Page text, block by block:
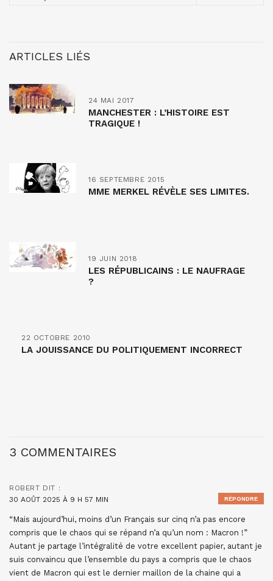
ARTICLES LIÉS
24 MAI 2017
MANCHESTER : L’HISTOIRE EST
TRAGIQUE !
16 SEPTEMBRE 2015
MME MERKEL RÉVÈLE SES LIMITES.
19 JUIN 2018
LES RÉPUBLICAINS : LE NAUFRAGE
?
22 OCTOBRE 2010
LA JOUISSANCE DU POLITIQUEMENT INCORRECT
3 COMMENTAIRES
ROBERT DIT :
30 AOÛT 2025 À 9 H 57 MIN
“Mais aujourd’hui, moins d’un Français sur cinq n’a pas encore
compris que le chaos qui se répand n’a qu’un nom : Macron !”
Autant je partage l’intégralité de votre excellent papier, autant je
suis convaincu que l’ensemble du pays a compris que le chaos
vient de Macron qui est le dernier maillon de la chaine qui a
RÉPONDRE